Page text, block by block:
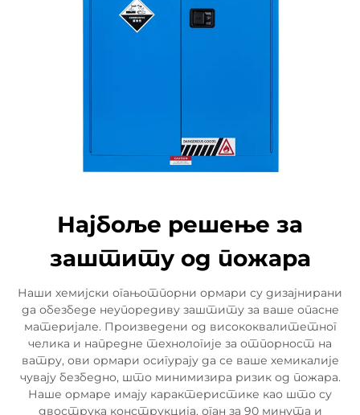
Најбоље решење за
заштиту од пожара
Наши хемијски огањотпорни ормари су дизајнирани
да обезбеде неупоредиву заштиту за ваше опасне
материјале. Произведени од висококвалитетног
челика и напредне технологије за отпорност на
ватру, ови ормари осигурају да се ваше хемикалије
чувају безбедно, што минимизира ризик од пожара.
Наше ормаре имају карактеристике као што су
двострука конструкција, оган за 90 минута и